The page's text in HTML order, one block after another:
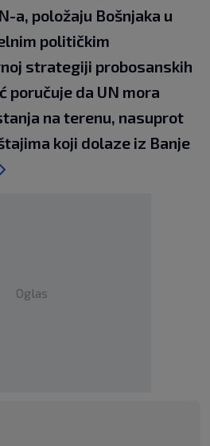
a, položaju Bošnjaka u
političkim
strategiji probosanskih
poručuje da UN mora
na terenu, nasuprot
koji dolaze iz Banje
Oglas